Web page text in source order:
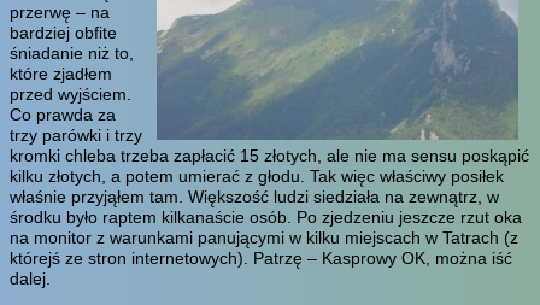
przerwę – na
bardziej obfite
śniadanie niż to,
które zjadłem
przed wyjściem.
Co prawda za
trzy parówki i trzy
kromki chleba trzeba zapłacić 15 złotych, ale nie ma sensu poskąpić
kilku złotych, a potem umierać z głodu. Tak więc właściwy posiłek
właśnie przyjąłem tam. Większość ludzi siedziała na zewnątrz, w
środku było raptem kilkanaście osób. Po zjedzeniu jeszcze rzut oka
na monitor z warunkami panującymi w kilku miejscach w Tatrach (z
którejś ze stron internetowych). Patrzę – Kasprowy OK, można iść
dalej.